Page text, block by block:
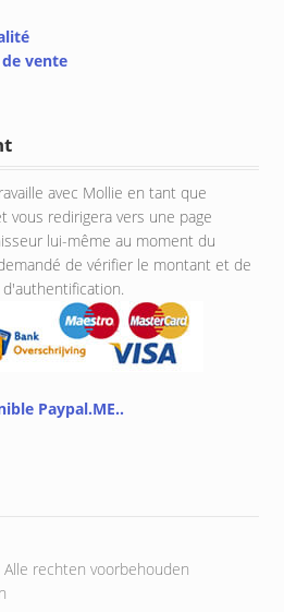
vente
avec Mollie en tant que
vous redirigera vers une page
lui-même au moment du
de vérifier le montant et de
Paypal.ME..
Alle rechten voorbehouden